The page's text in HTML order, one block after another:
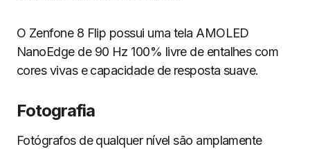
O Zenfone 8 Flip possui uma tela AMOLED
NanoEdge de 90 Hz 100% livre de entalhes com
cores vivas e capacidade de resposta suave.
Fotografia
Fotógrafos de qualquer nível são amplamente